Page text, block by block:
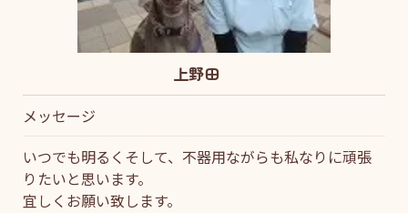
上野田
メッセージ
いつでも明るくそして、不器用ながらも私なりに頑張
りたいと思います。
宜しくお願い致します。